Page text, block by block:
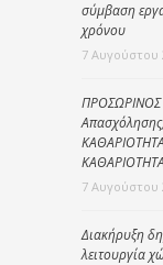
σύμβαση
χρόνου
7 Αυγούστου
ΠΡΟΣΩΡΙΝΟΣ
7 Αυγούστου
Διακήρυξη
λειτουργία